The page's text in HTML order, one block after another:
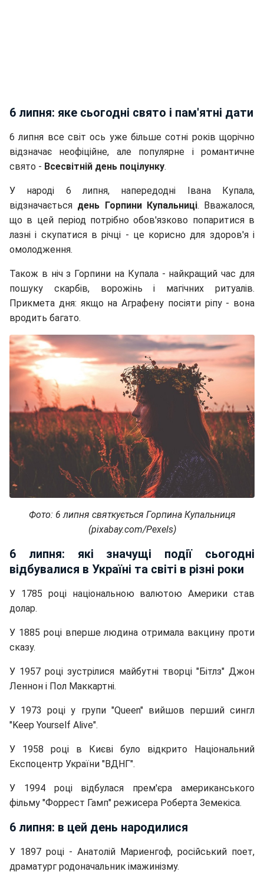
6 липня: яке сьогодні свято і пам'ятні дати
6 липня все світ ось уже більше сотні років щорічно
відзначає неофіційне, але популярне і романтичне
свято - Всесвітній день поцілунку.
У народі 6 липня, напередодні Івана Купала,
відзначається день Горпини Купальниці. Вважалося,
що в цей період потрібно обов'язково попаритися в
лазні і скупатися в річці - це корисно для здоров'я і
омолодження.
Також в ніч з Горпини на Купала - найкращий час для
пошуку скарбів, ворожінь і магічних ритуалів.
Прикмета дня: якщо на Аграфену посіяти ріпу - вона
вродить багато.
Фото: 6 липня святкується Горпина Купальниця
(pixabay.com/Pexels)
6 липня: які значущі події сьогодні
відбувалися в Україні та світі в різні роки
У 1785 році національною валютою Америки став
долар.
У 1885 році вперше людина отримала вакцину проти
сказу.
У 1957 році зустрілися майбутні творці "Бітлз" Джон
Леннон і Пол Маккартні.
У 1973 році у групи "Queen" вийшов перший сингл
"Keep Yourself Alive".
У 1958 році в Києві було відкрито Національний
Експоцентр України "ВДНГ".
У 1994 році відбулася прем'єра американського
фільму "Форрест Гамп" режисера Роберта Земекіса.
6 липня: в цей день народилися
У 1897 році - Анатолій Мариенгоф, російський поет,
драматург родоначальник імажинізму.